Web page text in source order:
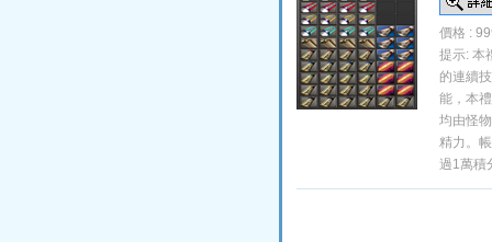
價格 :
提示: 本
的連續
能，本
均由怪
精力。
過1萬積